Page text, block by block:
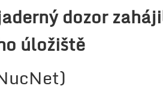
dozor
úložiště